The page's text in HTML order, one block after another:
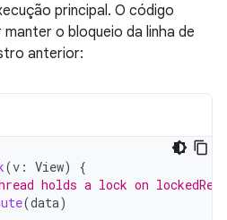
principal. O código
o bloqueio da linha de
anterior:
(v : View)
{
holds a lock on
(data)